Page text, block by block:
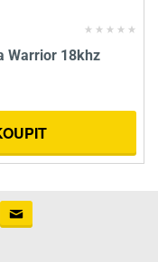
Warrior 18khz